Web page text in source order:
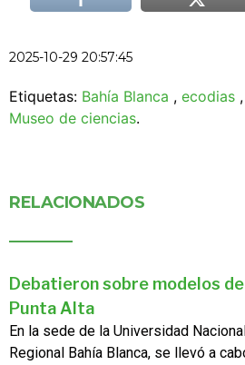
2025-10-29 20:57:45
Etiquetas: Bahía Blanca , ecodias ,
Museo de ciencias.
RELACIONADOS
Debatieron sobre modelos
Punta Alta
En la sede de la Universidad
Regional Bahía Blanca, se llevó a